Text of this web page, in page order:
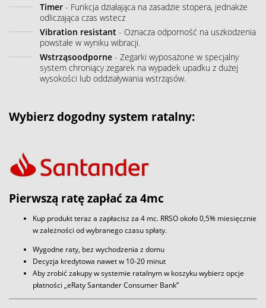
Timer - Funkcja działająca na zasadzie stopera, jednakże
odliczająca czas wstecz
Vibration resistant - Oznacza odporność na uszkodzenia
powstałe w wyniku wibracji.
Wstrząsoodporne - Zegarki wyposażone w specjalny
system chroniący zegarek na wypadek upadku z dużej
wysokości lub oddziaływania wstrząsów.
Wybierz dogodny system ratalny:
Pierwszą ratę zapłać za 4mc
Kup produkt teraz a zapłacisz za 4 mc. RRSO około 0,5% miesięcznie
w zależności od wybranego czasu spłaty.
Wygodne raty, bez wychodzenia z domu
Decyzja kredytowa nawet w 10-20 minut
Aby zrobić zakupy w systemie ratalnym w koszyku wybierz opcje
płatności „eRaty Santander Consumer Bank”